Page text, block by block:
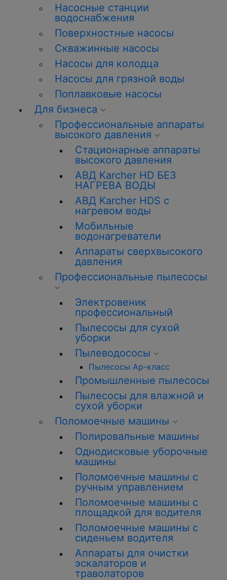
Насосные станции
водоснабжения
Поверхностные насосы
Скважинные насосы
Насосы для колодца
Насосы для грязной воды
Поплавковые насосы
Для бизнеса
Профессиональные аппараты
высокого давления
Стационарные аппараты
высокого давления
АВД Karcher HD БЕЗ
НАГРЕВА ВОДЫ
АВД Karcher HDS с
нагревом воды
Мобильные
водонагреватели
Аппараты сверхвысокого
давления
Профессиональные пылесосы
Электровеник
профессиональный
Пылесосы для сухой
уборки
Пылеводососы
Пылесосы Ар-класс
Промышленные пылесосы
Пылесосы для влажной и
сухой уборки
Поломоечные машины
Полировальные машины
Однодисковые уборочные
машины
Поломоечные машины с
ручным управлением
Поломоечные машины с
площадкой для водителя
Поломоечные машины с
сиденьем водителя
Аппараты для очистки
эскалаторов и
траволаторов